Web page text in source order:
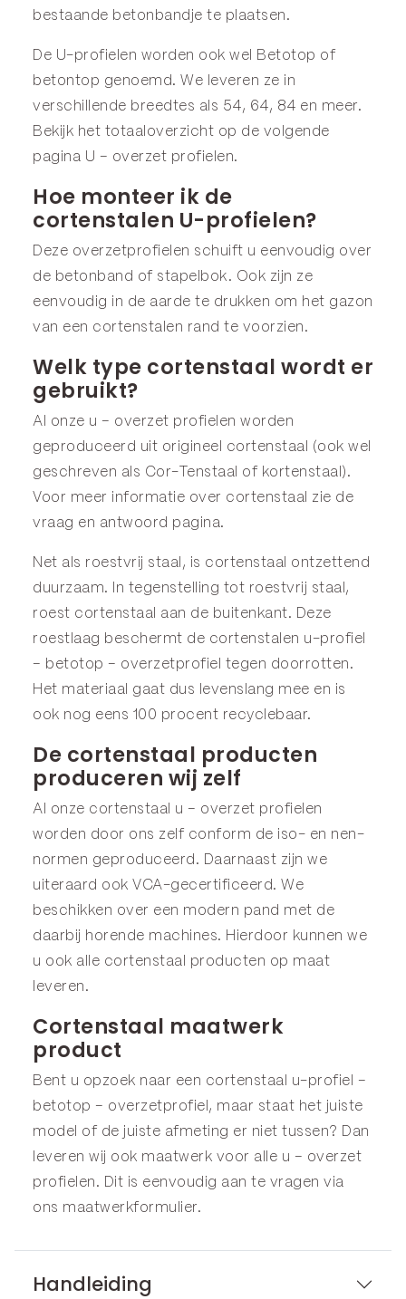
bestaande betonbandje te plaatsen.
De U-profielen worden ook wel Betotop of
betontop genoemd. We leveren ze in
verschillende breedtes als 54, 64, 84 en meer.
Bekijk het totaaloverzicht op de volgende
pagina U – overzet profielen.
Hoe monteer ik de
cortenstalen U-profielen?
Deze overzetprofielen schuift u eenvoudig over
de betonband of stapelbok. Ook zijn ze
eenvoudig in de aarde te drukken om het gazon
van een cortenstalen rand te voorzien.
Welk type cortenstaal wordt er
gebruikt?
Al onze u – overzet profielen worden
geproduceerd uit origineel cortenstaal (ook wel
geschreven als Cor-Tenstaal of kortenstaal).
Voor meer informatie over cortenstaal zie de
vraag en antwoord pagina.
Net als roestvrij staal, is cortenstaal ontzettend
duurzaam. In tegenstelling tot roestvrij staal,
roest cortenstaal aan de buitenkant. Deze
roestlaag beschermt de cortenstalen u-profiel
– betotop – overzetprofiel tegen doorrotten.
Het materiaal gaat dus levenslang mee en is
ook nog eens 100 procent recyclebaar.
De cortenstaal producten
produceren wij zelf
Al onze cortenstaal u – overzet profielen
worden door ons zelf conform de iso- en nen-
normen geproduceerd. Daarnaast zijn we
uiteraard ook VCA-gecertificeerd. We
beschikken over een modern pand met de
daarbij horende machines. Hierdoor kunnen we
u ook alle cortenstaal producten op maat
leveren.
Cortenstaal maatwerk
product
Bent u opzoek naar een cortenstaal u-profiel –
betotop – overzetprofiel, maar staat het juiste
model of de juiste afmeting er niet tussen? Dan
leveren wij ook maatwerk voor alle u – overzet
profielen. Dit is eenvoudig aan te vragen via
ons maatwerkformulier.
Handleiding